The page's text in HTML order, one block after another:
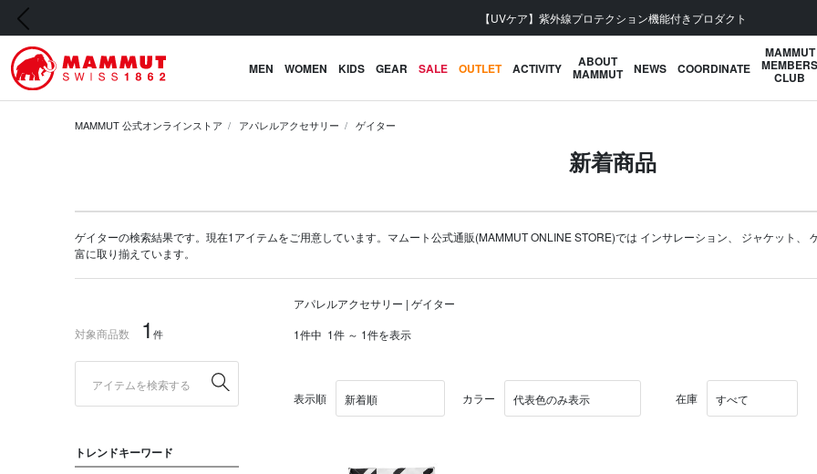
会員登録で【5,500円 (税込) 以上 送料無料】
前の画像
MEN WOMEN KIDS GEAR SALE OUTLET ACTIVITY ABOUT
MAMMUT NEWS COORDINATE
MAMMUT
MEMBERS
CLUB
MAMMUT 公式オンラインストア アパレルアクセサリー ゲイター
新着商品
ゲイターの検索結果です。現在1アイテムをご用意しています。マムート公式通販(MAMMUT ONLINE STORE)では インサレーション ジャケット
富に取り揃えています。
対象商品数 1 件
トレンドキーワード
アパレルアクセサリー | ゲイター
1件中 1件 ～ 1件を表示
表示順 カラー 在庫